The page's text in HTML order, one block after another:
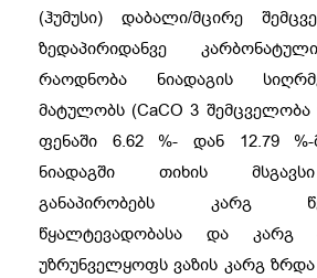
(ჰუმუსი) დაბალი/მცირე
ზედაპირიდანვე
რაოდნობა ნიადაგის
მატულობს (CaCO 3 შემცველობა
ფენაში 6.62 %- დან 12.79
ნიადაგში თიხის
განაპირობებს კარგ
წყალტევადობასა და კარგ
უზრუნველყოფს ვაზის კარგ ზრდა